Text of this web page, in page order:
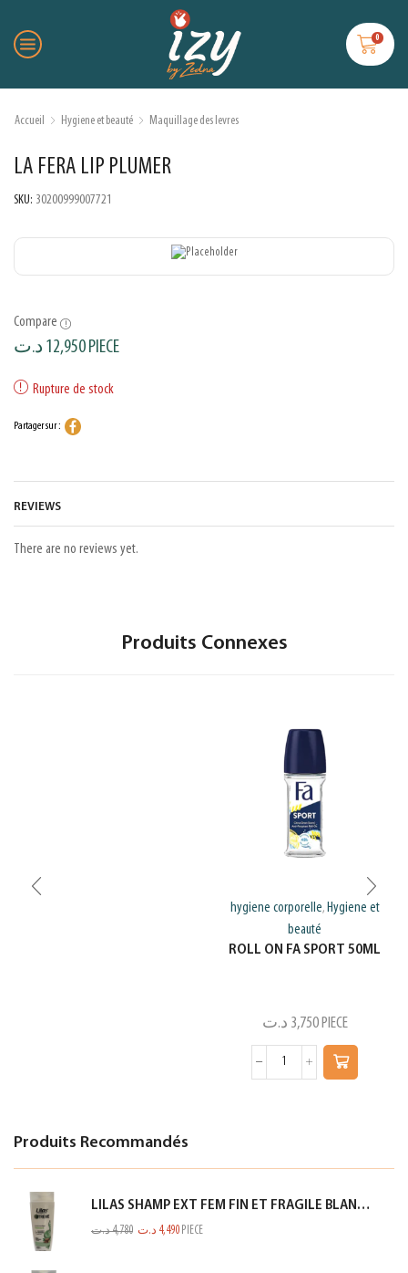
0
Accueil Hygiene et beauté Maquillage des levres
LA FERA LIP PLUMER
SKU: 30200999007721
Compare
12,950د.ت PIECE
Rupture de stock
Partager sur :
REVIEWS
There are no reviews yet.
Produits Connexes
hygiene corporelle, Hygiene et
beauté
ROLL ON FA SPORT 50ML
3,750 د.ت PIECE
Produits Recommandés
LILAS SHAMP EXT FEM FIN ET FRAGILE BLANC 350ML
4,780د.ت 4,490 د.ت PIECE